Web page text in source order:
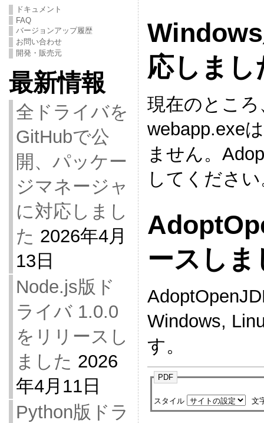
ドキュメント
FAQ
バージョンアップ履歴
お問い合わせ
開発・販売元
最新情報
全ドライバを
GitHubで公
開、パッケー
ジマネージャ
に対応しまし
た 2026年4月
13日
Node.js版ド
ライバ 1.0.0
をリリースし
ました 2026
年4月11日
Python版ドラ
応しまし
現在のところ
webapp.exe
ません。
してくださ
ースしま
Windows,
す。
PDF
スタイル 文